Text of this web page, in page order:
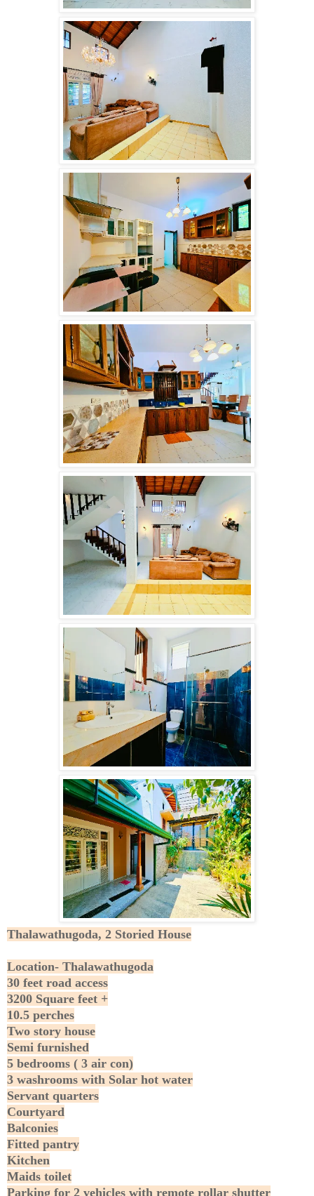
Thalawathugoda, 2 Storied House
Location- Thalawathugoda
30 feet road access
3200 Square feet +
10.5 perches
Two story house
Semi furnished
5 bedrooms ( 3 air con)
3 washrooms with Solar hot water
Servant quarters
Courtyard
Balconies
Fitted pantry
Kitchen
Maids toilet
Parking for 2 vehicles with remote rollar shutter